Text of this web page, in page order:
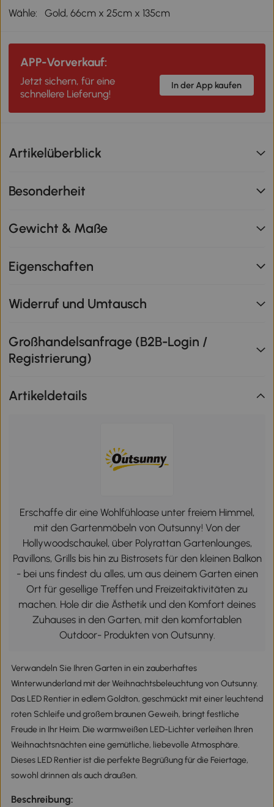
Wähle: Gold, 66cm x 25cm x 135cm
APP-Vorverkauf:
Jetzt sichern, für eine
schnellere Lieferung!
In der App kaufen
Artikelüberblick
Besonderheit
Gewicht & Maße
Eigenschaften
Widerruf und Umtausch
Großhandelsanfrage (B2B-Login /
Registrierung)
Artikeldetails
Erschaffe dir eine Wohlfühloase unter freiem Himmel,
mit den Gartenmöbeln von Outsunny! Von der
Hollywoodschaukel, über Polyrattan Gartenlounges,
Pavillons, Grills bis hin zu Bistrosets für den kleinen Balkon
- bei uns findest du alles, um aus deinem Garten einen
Ort für gesellige Treffen und Freizeitaktivitäten zu
machen. Hole dir die Ästhetik und den Komfort deines
Zuhauses in den Garten, mit den komfortablen
Outdoor- Produkten von Outsunny.
Verwandeln Sie Ihren Garten in ein zauberhaftes
Winterwunderland mit der Weihnachtsbeleuchtung von Outsunny.
Das LED Rentier in edlem Goldton, geschmückt mit einer leuchtend
roten Schleife und großem braunen Geweih, bringt festliche
Freude in Ihr Heim. Die warmweißen LED-Lichter verleihen Ihren
Weihnachtsnächten eine gemütliche, liebevolle Atmosphäre.
Dieses LED Rentier ist die perfekte Begrüßung für die Feiertage,
sowohl drinnen als auch draußen.
Beschreibung: